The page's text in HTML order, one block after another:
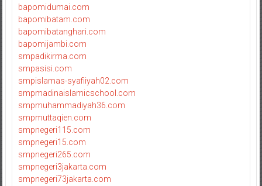
bapomidumai.com
bapomibatam.com
bapomibatanghari.com
bapomijambi.com
smpadikirma.com
smpasisi.com
smpislamas-syafiiyah02.com
smpmadinaislamicschool.com
smpmuhammadiyah36.com
smpmuttaqien.com
smpnegeri115.com
smpnegeri15.com
smpnegeri265.com
smpnegeri3jakarta.com
smpnegeri73jakarta.com